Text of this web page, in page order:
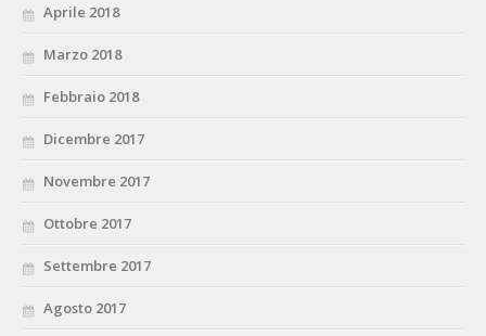
Aprile 2018
Marzo 2018
Febbraio 2018
Dicembre 2017
Novembre 2017
Ottobre 2017
Settembre 2017
Agosto 2017